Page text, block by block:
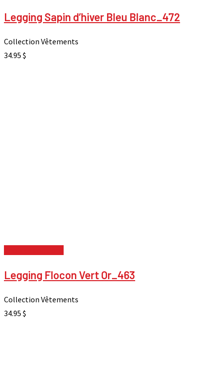
Legging Sapin d’hiver Bleu Blanc_472
Collection Vêtements
34.95 $
Legging Flocon Vert Or_463
Collection Vêtements
34.95 $